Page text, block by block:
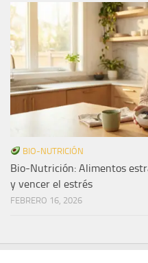
BIO-NUTRICIÓN
Bio-Nutrición: Alimentos
y vencer el estrés
FEBRERO 16, 2026